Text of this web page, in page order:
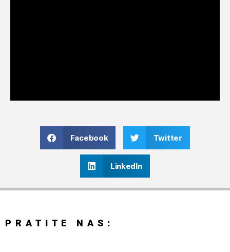
Facebook Twitter
LinkedIn
PRATITE NAS: